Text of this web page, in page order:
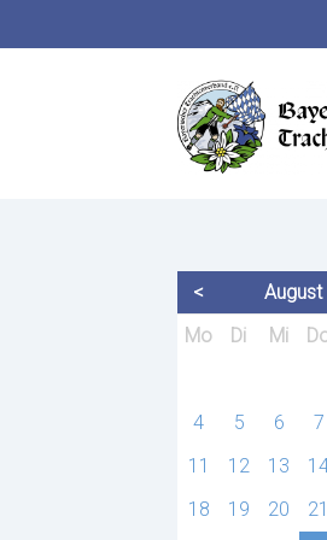
<
Montag
Dienstag
Mi
4
5 6 7
11
12 13
18
19 20 21